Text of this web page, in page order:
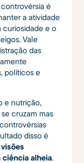
é
a atividade
curiosidade e o
Vale
das
políticos e
e nutrição,
cruzam mas
disso é
alheia.